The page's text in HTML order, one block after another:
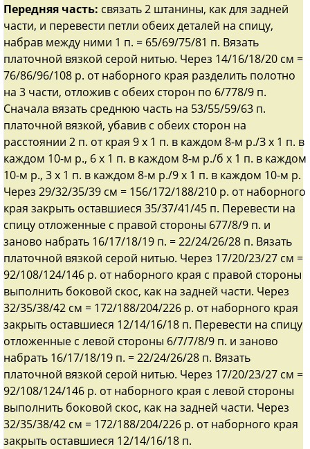
Передняя часть: связать 2 штанины, как для задней
части, и перевести петли обеих деталей на спицу,
набрав между ними 1 п. = 65/69/75/81 п. Вязать
платочной вязкой серой нитью. Через 14/16/18/20 см =
76/86/96/108 р. от наборного края разделить полотно
на 3 части, отложив с обеих сторон по 6/778/9 п.
Сначала вязать среднюю часть на 53/55/59/63 п.
платочной вязкой, убавив с обеих сторон на
расстоянии 2 п. от края 9 х 1 п. в каждом 8-м р./З х 1 п. в
каждом 10-м р., 6 х 1 п. в каждом 8-м р./б х 1 п. в каждом
10-м р., 3 х 1 п. в каждом 8-м р./9 х 1 п. в каждом 10-м р.
Через 29/32/35/39 см = 156/172/188/210 р. от наборного
края закрыть оставшиеся 35/37/41/45 п. Перевести на
спицу отложенные с правой стороны 677/8/9 п. и
заново набрать 16/17/18/19 п. = 22/24/26/28 п. Вязать
платочной вязкой серой нитью. Через 17/20/23/27 см =
92/108/124/146 р. от наборного края с правой стороны
выполнить боковой скос, как на задней части. Через
32/35/38/42 см = 172/188/204/226 р. от наборного края
закрыть оставшиеся 12/14/16/18 п. Перевести на спицу
отложенные с левой стороны 6/7/7/8/9 п. и заново
набрать 16/17/18/19 п. = 22/24/26/28 п. Вязать
платочной вязкой серой нитью. Через 17/20/23/27 см =
92/108/124/146 р. от наборного края с левой стороны
выполнить боковой скос, как на задней части. Через
32/35/38/42 см = 172/188/204/226 р. от наборного края
закрыть оставшиеся 12/14/16/18 п.